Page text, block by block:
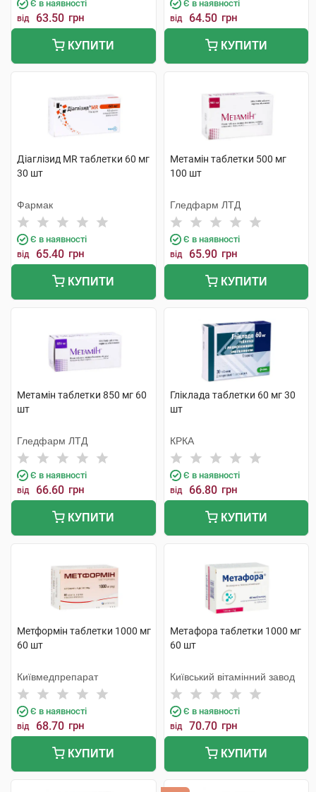
Є в наявності
від 63.50 грн
КУПИТИ
Є в наявності
від 64.50 грн
КУПИТИ
Діаглізид MR таблетки 60 мг
30 шт
Фармак
Є в наявності
від 65.40 грн
КУПИТИ
Метамін таблетки 500 мг
100 шт
Гледфарм ЛТД
Є в наявності
від 65.90 грн
КУПИТИ
Метамін таблетки 850 мг 60
шт
Гледфарм ЛТД
Є в наявності
від 66.60 грн
КУПИТИ
Гліклада таблетки 60 мг 30
шт
КРКА
Є в наявності
від 66.80 грн
КУПИТИ
Метформін таблетки 1000 мг
60 шт
Київмедпрепарат
Є в наявності
від 68.70 грн
КУПИТИ
Метафора таблетки 1000 мг
60 шт
Київський вітамінний завод
Є в наявності
від 70.70 грн
КУПИТИ